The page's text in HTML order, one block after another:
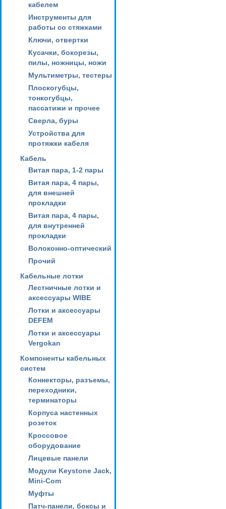
кабелем
Инструменты для
работы со стяжками
Ключи, отвертки
Кусачки, бокорезы,
пилы, ножницы, ножи
Мультиметры, тестеры
Плоскогубцы,
тонкогубцы,
пассатижи и прочее
Сверла, буры
Устройства для
протяжки кабеля
Кабель
Витая пара, 1-2 пары
Витая пара, 4 пары,
для внешней
прокладки
Витая пара, 4 пары,
для внутренней
прокладки
Волоконно-оптический
Прочий
Кабельные лотки
Лестничные лотки и
аксессуары WIBE
Лотки и аксессуары
DEFEM
Лотки и аксессуары
Vergokan
Компоненты кабельных
систем
Коннекторы, разъемы,
переходники,
терминаторы
Корпуса настенных
розеток
Кроссовое
оборудование
Лицевые панели
Модули Keystone Jack,
Mini-Com
Муфты
Патч-панели, боксы и